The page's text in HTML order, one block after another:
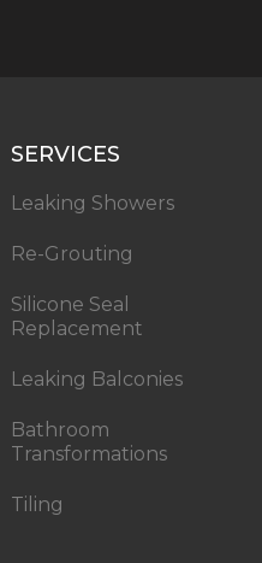
SERVICES
Leaking Showers
Re-Grouting
Silicone Seal
Replacement
Leaking Balconies
Bathroom
Transformations
Tiling